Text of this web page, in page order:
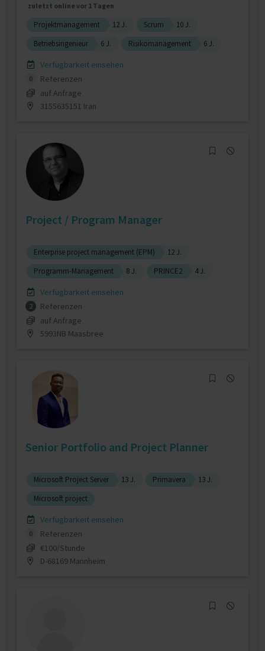
zuletzt online vor 1 Tagen
Projektmanagement 12 J. Scrum
10 J.
Betriebsingenieur
6 J. Risikomanagement 6 J.
Verfügbarkeit einsehen
0
Referenzen
auf Anfrage
3155635151 Iran
Project / Program Manager
Enterprise project management (EPM)
12 J.
Programm-Management
8 J. PRINCE2 4 J.
Verfügbarkeit einsehen
2
Referenzen
auf Anfrage
5993NB Maasbree
Senior Portfolio and Project Planner
Microsoft Project Server 13 J. Primavera
13 J.
Microsoft project
Verfügbarkeit einsehen
0
Referenzen
€100/Stunde
D-68169 Mannheim